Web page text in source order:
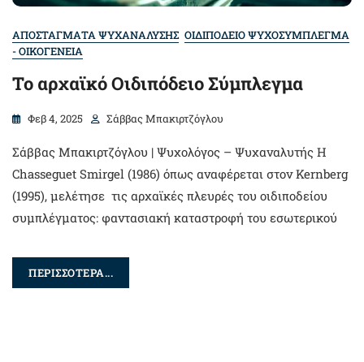
ΑΠΟΣΤΑΓΜΑΤΑ ΨΥΧΑΝΑΛΥΣΗΣ ΟΙΔΙΠΟΔΕΙΟ ΨΥΧΟΣΥΜΠΛΕΓΜΑ
- ΟΙΚΟΓΕΝΕΙΑ
Το αρχαϊκό Οιδιπόδειο Σύμπλεγμα
Φεβ 4, 2025 Σάββας Μπακιρτζόγλου
Σάββας Μπακιρτζόγλου | Ψυχολόγος – Ψυχαναλυτής Η
Chasseguet Smirgel (1986) όπως αναφέρεται στον Kernberg
(1995), μελέτησε τις αρχαϊκές πλευρές του οιδιποδείου
συμπλέγματος: φαντασιακή καταστροφή του εσωτερικού
ΠΕΡΙΣΣΟΤΕΡΑ...